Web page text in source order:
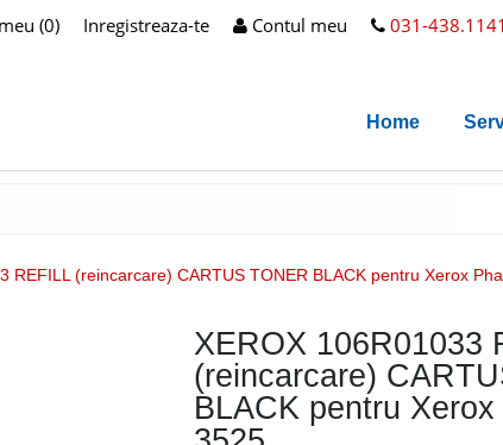
031-
Contul meu
Inregistreaza-te
(0)
Home
REFILL (reincarcare) CARTUS TONER BLACK pentru Xerox
XEROX 106R01033
(reincarcare)
BLACK pentru